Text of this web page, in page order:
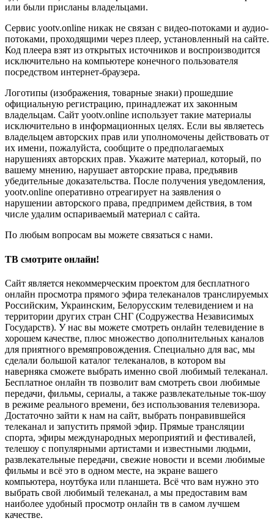
или были присланы владельцами.
Сервис yootv.online никак не связан с видео-потоками и аудио-
потоками, проходящими через плеер, установленный на сайте.
Код плеера взят из открытых источников и воспроизводится
исключительно на компьютере конечного пользователя
посредством интернет-браузера.
Логотипы (изображения, товарные знаки) прошедшие
официальную регистрацию, принадлежат их законным
владельцам. Сайт yootv.online использует такие материалы
исключительно в информационных целях. Если вы являетесь
владельцем авторских прав или уполномочены действовать от
их имени, пожалуйста, сообщите о предполагаемых
нарушениях авторских прав. Укажите материал, который, по
вашему мнению, нарушает авторские права, предъявив
убедительные доказательства. После получения уведомления,
yootv.online оперативно отреагирует на заявления о
нарушении авторского права, предпримем действия, в том
числе удалим оспариваемый материал с сайта.
По любым вопросам вы можете связаться с нами.
ТВ смотрите онлайн!
Сайт является некоммерческим проектом для бесплатного
онлайн просмотра прямого эфира телеканалов транслируемых
Российским, Украинским, Белорусским телевидением и на
территории других стран СНГ (Содружества Независимых
Государств). У нас вы можете смотреть онлайн телевидение в
хорошем качестве, плюс множество дополнительных каналов
для приятного времяпровождения. Специально для вас, мы
сделали большой каталог телеканалов, в котором вы
наверняка сможете выбрать именно свой любимый телеканал.
Бесплатное онлайн тв позволит вам смотреть свои любимые
передачи, фильмы, сериалы, а также развлекательные ток-шоу
в режиме реального времени, без использования телевизора.
Достаточно зайти к нам на сайт, выбрать понравившейся
телеканал и запустить прямой эфир. Прямые трансляции
спорта, эфиры международных мероприятий и фестивалей,
телешоу с популярными артистами и известными людьми,
развлекательные передачи, свежие новости и всеми любимые
фильмы и всё это в одном месте, на экране вашего
компьютера, ноутбука или планшета. Всё что вам нужно это
выбрать свой любимый телеканал, а мы предоставим вам
наиболее удобный просмотр онлайн тв в самом лучшем
качестве.